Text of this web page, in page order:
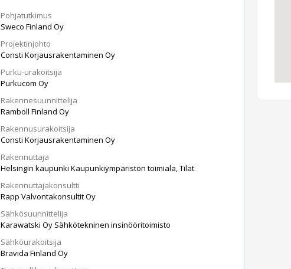
Pohjatutkimus
Sweco Finland Oy
Projektinjohto
Consti Korjausrakentaminen Oy
Purku-urakoitsija
Purkucom Oy
Rakennesuunnittelija
Ramboll Finland Oy
Rakennusurakoitsija
Consti Korjausrakentaminen Oy
Rakennuttaja
Helsingin kaupunki Kaupunkiympäristön toimiala, Tilat
Rakennuttajakonsultti
Rapp Valvontakonsultit Oy
Sähkösuunnittelija
Karawatski Oy Sähkötekninen insinööritoimisto
Sähköurakoitsija
Bravida Finland Oy